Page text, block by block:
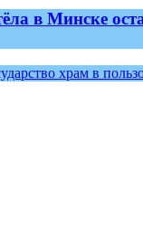
в Минске
храм в